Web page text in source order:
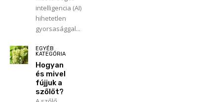
intelligencia (AI)
hihetetlen
gyorsasággal...
EGYÉB
KATEGÓRIA
Hogyan
és mivel
fújjuk a
szőlőt?